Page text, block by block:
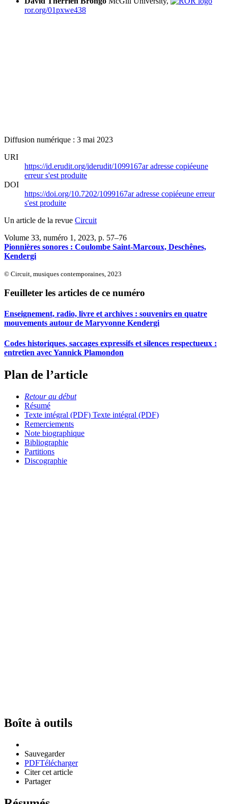
ror.org/01pxwe438
Diffusion numérique : 3 mai 2023
URI
https://id.erudit.org/iderudit/1099167aradresse copiéeune
erreur s'est produite
DOI
https://doi.org/10.7202/1099167aradresse copiéeune erreur
s'est produite
Un article de la revue Circuit
Volume 33, numéro 1, 2023, p. 57–76
Pionnières sonores : Coulombe Saint-Marcoux, Deschênes,
Kendergi
© Circuit, musiques contemporaines, 2023
Feuilleter les articles de ce numéro
Enseignement, radio, livre et archives : souvenirs en quatre
mouvements autour de Maryvonne Kendergi
Codes historiques, saccages expressifs et silences respectueux :
entretien avec Yannick Plamondon
Plan de l’article
Retour au début
Résumé
Texte intégral (PDF) Texte intégral (PDF)
Remerciements
Note biographique
Bibliographie
Partitions
Discographie
Boîte à outils
Sauvegarder
PDFTélécharger
Citer cet article
Partager